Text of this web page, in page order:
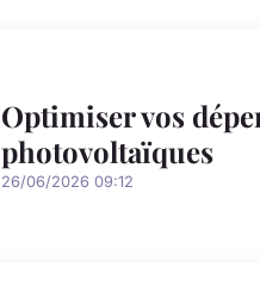
Optimiser vos
photovoltaïques
26/06/2026 09:12